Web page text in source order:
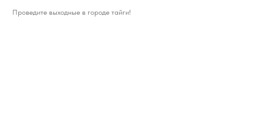
Проведите выходные в городе тайги!